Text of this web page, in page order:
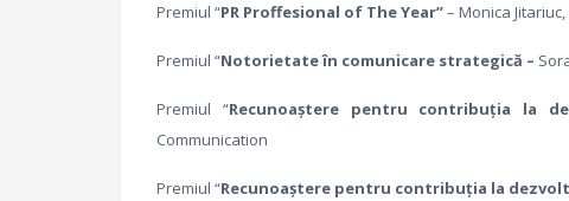
Premiul “PR Proffesional of The Year”– Monica
Premiul “Notorietate în comunicare strategică –
Premiul “Recunoaștere pentru contribuţia la
Communication
Premiul “Recunoaștere pentru contribuţia la